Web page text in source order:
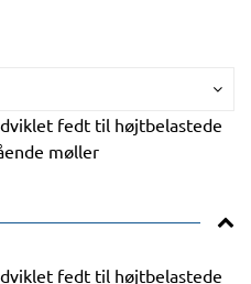
fedt til højtbelastede
møller
fedt til højtbelastede